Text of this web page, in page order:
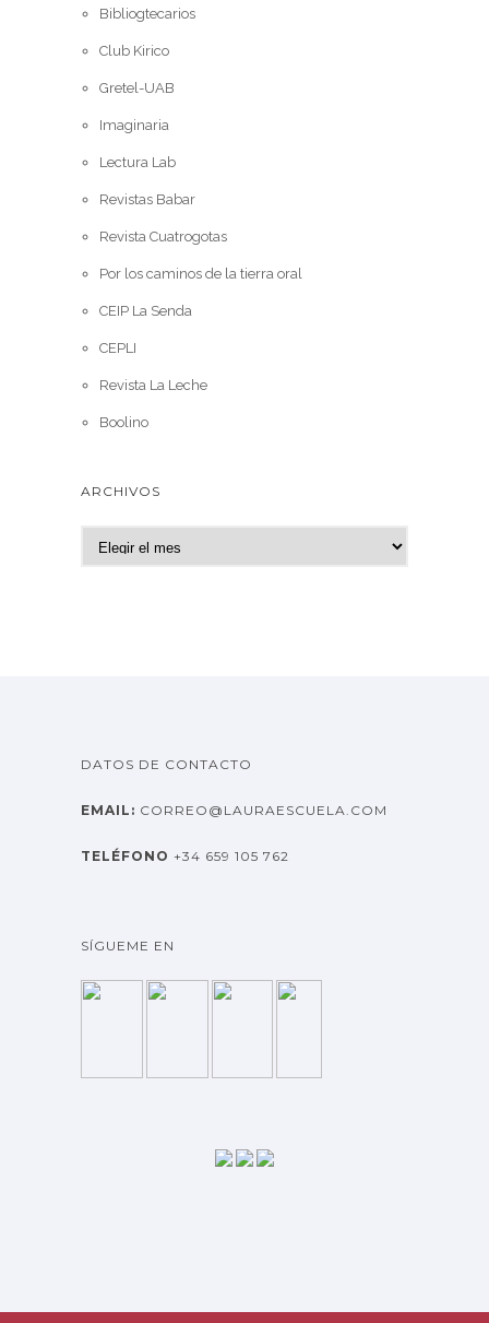
Bibliogtecarios
Club Kirico
Gretel-UAB
Imaginaria
Lectura Lab
Revistas Babar
Revista Cuatrogotas
Por los caminos de la tierra oral
CEIP La Senda
CEPLI
Revista La Leche
Boolino
ARCHIVOS
r
DATOS DE CONTACTO
EMAIL: CORREO@LAURAESCUELA.COM
TELÉFONO +34 659 105 762
SÍGUEME EN